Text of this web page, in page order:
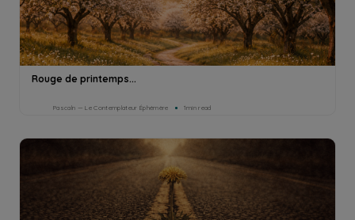
Rouge de printemps...
Pascaln — Le Contemplateur Éphémère 1min read